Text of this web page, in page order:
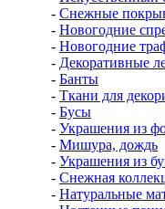
- Снежные
- Новогодние
- Новогодние
- Декоративные
- Банты
- Ткани для
- Бусы
- Украшения из
- Мишура, дождь
- Украшения из
- Снежная
- Натуральные